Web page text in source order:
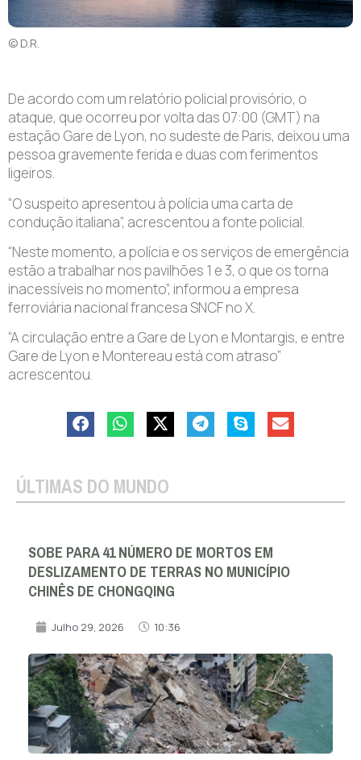
© D.R.
De acordo com um relatório policial provisório, o
ataque, que ocorreu por volta das 07:00 (GMT) na
estação Gare de Lyon, no sudeste de Paris, deixou uma
pessoa gravemente ferida e duas com ferimentos
ligeiros.
“O suspeito apresentou à polícia uma carta de
condução italiana”, acrescentou a fonte policial.
“Neste momento, a polícia e os serviços de emergência
estão a trabalhar nos pavilhões 1 e 3, o que os torna
inacessíveis no momento”, informou a empresa
ferroviária nacional francesa SNCF no X.
“A circulação entre a Gare de Lyon e Montargis, e entre
Gare de Lyon e Montereau está com atraso”
acrescentou.
ÚLTIMAS DO MUNDO
SOBE PARA 41 NÚMERO DE MORTOS EM
DESLIZAMENTO DE TERRAS NO MUNICÍPIO
CHINÊS DE CHONGQING
Julho 29, 2026 10:36